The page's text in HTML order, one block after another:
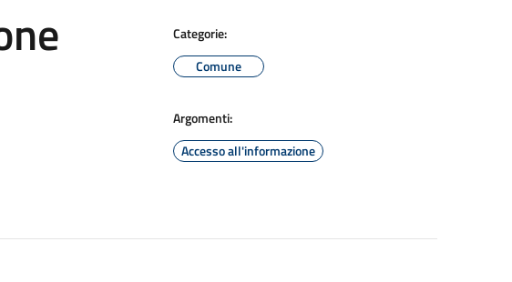
Categorie:
Comune
Argomenti:
Accesso all'informazione